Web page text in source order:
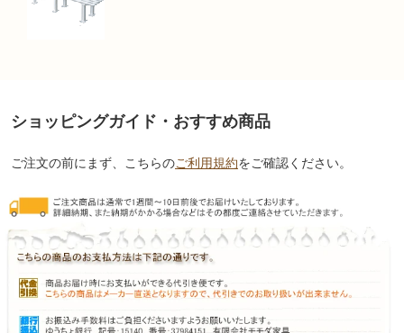
ショッピングガイド・おすすめ商品
ご注文の前にまず、こちらのご利用規約をご確認ください。